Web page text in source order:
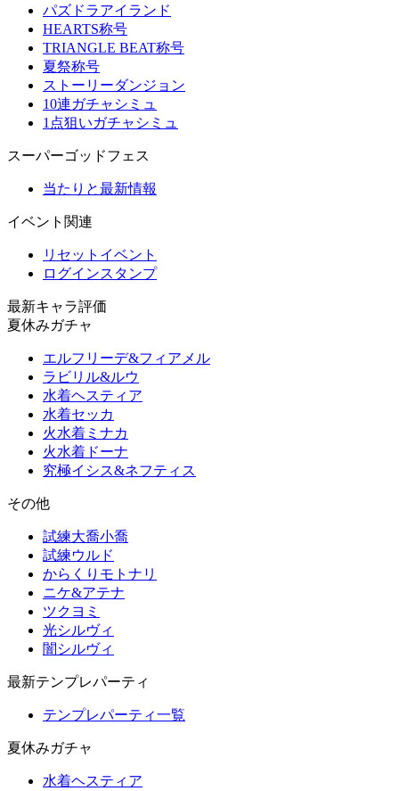
パズドラアイランド
HEARTS称号
TRIANGLE BEAT称号
夏祭称号
ストーリーダンジョン
10連ガチャシミュ
1点狙いガチャシミュ
スーパーゴッドフェス
当たりと最新情報
イベント関連
リセットイベント
ログインスタンプ
最新キャラ評価
夏休みガチャ
エルフリーデ&フィアメル
ラビリル&ルウ
水着ヘスティア
水着セッカ
火水着ミナカ
火水着ドーナ
究極イシス&ネフティス
その他
試練大喬小喬
試練ウルド
からくりモトナリ
ニケ&アテナ
ツクヨミ
光シルヴィ
闇シルヴィ
最新テンプレパーティ
テンプレパーティ一覧
夏休みガチャ
水着ヘスティア